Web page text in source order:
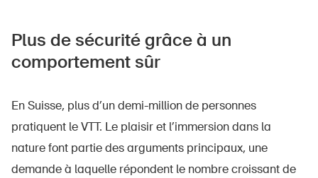
Plus de sécurité grâce à un
comportement sûr
En Suisse, plus d’un demi-million de personnes
pratiquent le VTT. Le plaisir et l’immersion dans la
nature font partie des arguments principaux, une
demande à laquelle répondent le nombre croissant de